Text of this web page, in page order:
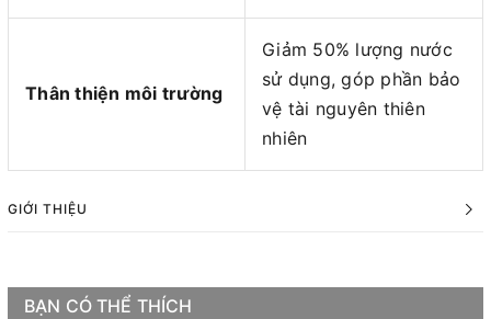
Thân thiện môi trường
Giảm 50% lượng nước
sử dụng, góp phần bảo
vệ tài nguyên thiên
nhiên
GIỚI THIỆU
BẠN CÓ THỂ THÍCH